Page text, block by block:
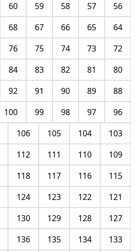
56
57
58
59
60
64
65
66
67
68
72
73
74
75
76
80
81
82
83
84
88
89
90
91
92
96
97
98
99
100
103
104
105
106
109
110
111
112
115
116
117
118
121
122
123
124
127
128
129
130
133
134
135
136